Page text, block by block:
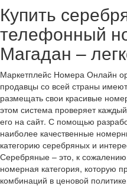
Купить
телефонный
Магадан –
Маркетплейс Номера Онлайн
продавцы со всей страны
размещать свои красивые
этом система проверяет
его на сайт. С помощью
наиболее качественные
категорию серебряных и
Серебряные – это, к
номерная категория, которую
комбинаций в ценовой